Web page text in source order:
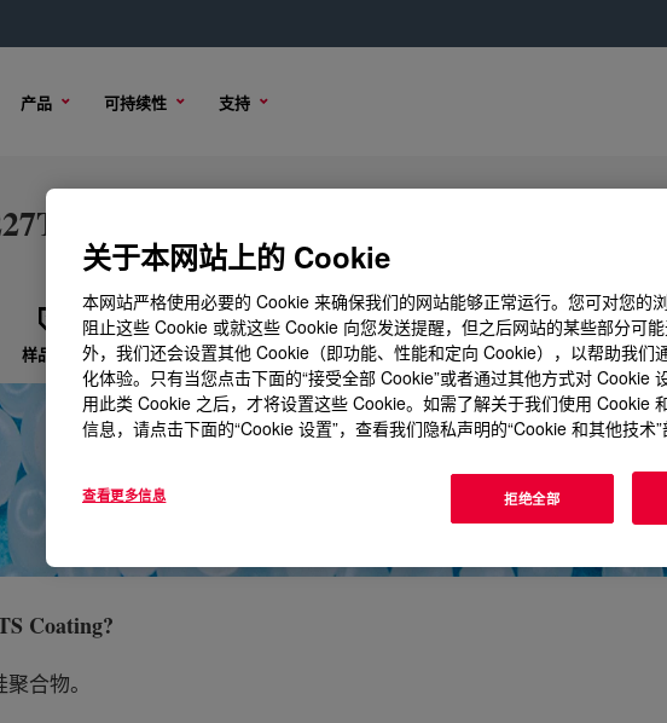
产品 可持续性 支持
Coating
样品选项 购买选项
Coating?
合物。
关于本网站上的 Cookie
本网站严格使用必要的 Cookie 来确保我们的网站能够正常运行。您可对您的
阻止这些 Cookie 或就这些 Cookie 向您发送提醒，但之后网站的某些部分可
外，我们还会设置其他 Cookie（即功能、性能和定向 Cookie），以帮助我们
化体验。只有当您点击下面的“接受全部 Cookie”或者通过其他方式对 Cookie
用此类 Cookie 之后，才将设置这些 Cookie。如需了解关于我们使用 Cookie
信息，请点击下面的“Cookie 设置”，查看我们隐私声明的“Cookie 和其他技术”
查看更多信息 拒绝全部